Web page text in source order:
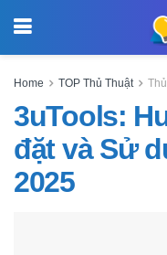
Home TOP Thủ Thuật
3uTools:
đặt và Sử
2025